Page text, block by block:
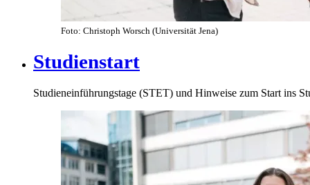
Foto: Christoph Worsch (Universität Jena)
Studienstart
Studieneinführungstage (STET) und Hinweise zum Start ins